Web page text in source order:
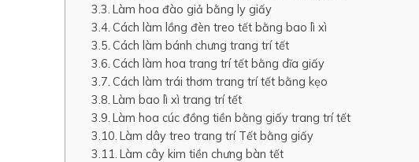
Làm hoa đào giả bằng ly giấy
Cách làm lồng đèn treo tết bằng bao lì xì
Cách làm bánh chưng trang trí tết
Cách làm hoa trang trí tết bằng dĩa giấy
Cách làm trái thơm trang trí tết bằng kẹo
Làm bao lì xì trang trí tết
Làm hoa cúc đồng tiền bằng giấy trang trí tết
Làm dây treo trang trí Tết bằng giấy
Làm cây kim tiền chưng bàn tết